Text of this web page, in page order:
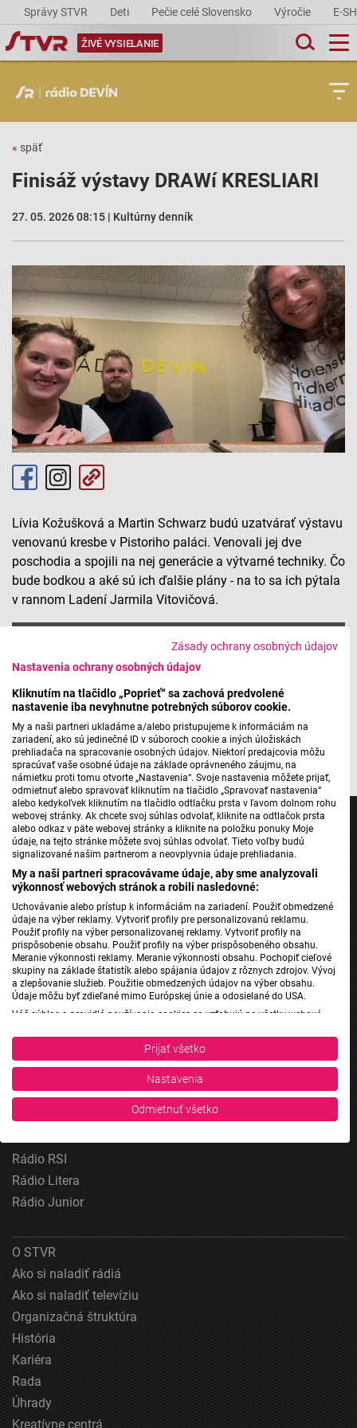
Zásady ochrany osobných údajov
Nastavenia ochrany osobných údajov
Kliknutím na tlačidlo „Poprieť“ sa zachová predvolené
nastavenie iba nevyhnutne potrebných súborov cookie.
My a naši partneri ukladáme a/alebo pristupujeme k informáciám na
zariadení, ako sú jedinečné ID v súboroch cookie a iných úložiskách
prehliadača na spracovanie osobných údajov. Niektorí predajcovia môžu
spracúvať vaše osobné údaje na základe oprávneného záujmu, na
námietku proti tomu otvorte „Nastavenia“. Svoje nastavenia môžete prijať,
odmietnuť alebo spravovať kliknutím na tlačidlo „Spravovať nastavenia“
alebo kedykoľvek kliknutím na tlačidlo odtlačku prsta v ľavom dolnom rohu
webovej stránky. Ak chcete svoj súhlas odvolať, kliknite na odtlačok prsta
alebo odkaz v päte webovej stránky a kliknite na položku ponuky Moje
údaje, na tejto stránke môžete svoj súhlas odvolať. Tieto voľby budú
signalizované našim partnerom a neovplyvnia údaje prehliadania.
My a naši partneri spracovávame údaje, aby sme analyzovali
výkonnosť webových stránok a robili nasledovné:
Uchovávanie alebo prístup k informáciám na zariadení. Použiť obmedzené
údaje na výber reklamy. Vytvoriť profily pre personalizovanú reklamu.
Použiť profily na výber personalizovanej reklamy. Vytvoriť profily na
prispôsobenie obsahu. Použiť profily na výber prispôsobeného obsahu.
Meranie výkonnosti reklamy. Meranie výkonnosti obsahu. Pochopiť cieľové
skupiny na základe štatistík alebo spájania údajov z rôznych zdrojov. Vývoj
a zlepšovanie služieb. Použitie obmedzených údajov na výber obsahu.
Údaje môžu byť zdieľané mimo Európskej únie a odosielané do USA.
Váš súhlas a pravidlá používania cookies sa vzťahujú na všetky webové
Stred, Rádio Regina Západ, Rádio Patria, Rádio Devín, RTVS, Hudobné
pozdravy, Rádio Slovensko, RSI Francais, RSI English, RSI Slovensky, Rádio
Junior, RSI, Rádio Regina Východ, Rádio_FM, RSI Espanol, NEV.
Zobraziť zoznam partnerov (1 predajcovia IAB)
Vaše údaje používame na nasledujúce účely:
Uchovávanie alebo prístup k informáciám na
zariadení
Použiť obmedzené údaje na výber reklamy
reklamy
Vytvoriť profily na prispôsobenie obsahu
Použiť profily na výber prispôsobeného obsahu
Meranie výkonnosti reklamy
Meranie výkonnosti obsahu
Prijať všetko
Nastavenia
Odmietnuť všetko
Správy STVR Deti Pečie celé Slovensko Výročie E-
ŽIVÉ VYSIELANIE
« späť
Finisáž výstavy DRAWí KRESLIARI
27. 05. 2026 08:15 | Kultúrny denník
Lívia Kožušková a Martin Schwarz budú uzatvárať výstavu
venovanú kresbe v Pistoriho paláci. Venovali jej dve
poschodia a spojili na nej generácie a výtvarné techniky. Čo
bude bodkou a aké sú ich ďalšie plány - na to sa ich pýtala
v rannom Ladení Jarmila Vitovičová.
Finisáž výstavy DRAWí KRESLIARI
Máte problém s prehrávaním?Nahláste nám chybuv prehrávači.
Jednotka
Dvojka
24
Šport
Správy STVR
Podcasty
Mobilné aplikácie
Rádio Regina
Rádio Devín
Rádio_FM
Rádio RSI
Rádio Litera
Rádio Junior
O STVR
Ako si naladiť rádiá
Ako si naladiť televíziu
Organizačná štruktúra
História
Kariéra
Rada
Úhrady
Kreatívne centrá